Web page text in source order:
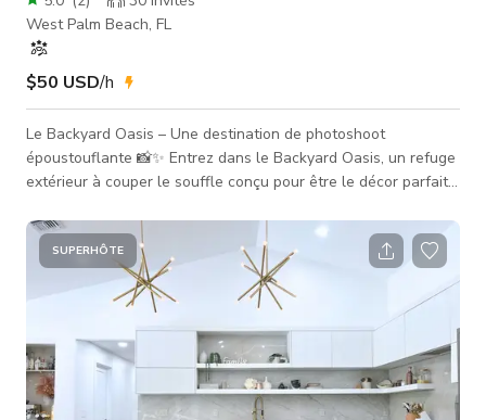
West Palm Beach, FL
$50 USD/h
Le Backyard Oasis – Une destination de photoshoot
époustouflante 📸✨ Entrez dans le Backyard Oasis, un refuge
extérieur à couper le souffle conçu pour être le décor parfait
marque et du contenu sur les réseaux sociaux. Ce cadre
luxueux de style resort allie élégance tropicale et
sophistication moderne. 🌊 Piscine scintillante & Spa – L'eau
cristalline reflète magnifiquement la lumière naturelle, créant
SUPERHÔTE